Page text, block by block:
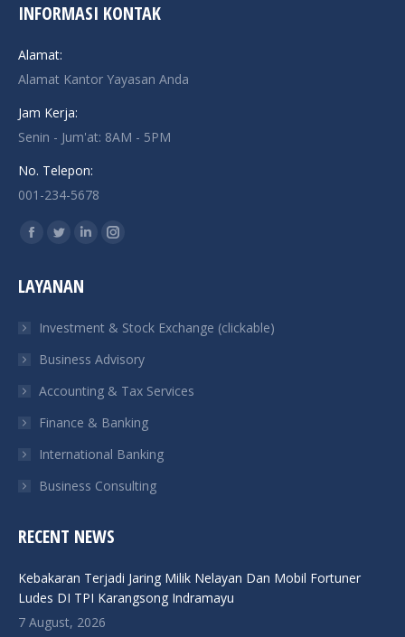
INFORMASI KONTAK
Alamat:
Alamat Kantor Yayasan Anda
Jam Kerja:
Senin - Jum'at: 8AM - 5PM
No. Telepon:
001-234-5678
Find us on:
Facebook
opens
new
window
Twitter
opens
new
window
Linkedin
new
window
Instagram
new
window
LAYANAN
Investment & Stock Exchange (clickable)
Business Advisory
Accounting & Tax Services
Finance & Banking
International Banking
Business Consulting
RECENT NEWS
Kebakaran Terjadi Jaring Milik Nelayan Dan Mobil Fortuner
Ludes DI TPI Karangsong Indramayu
7 August, 2026